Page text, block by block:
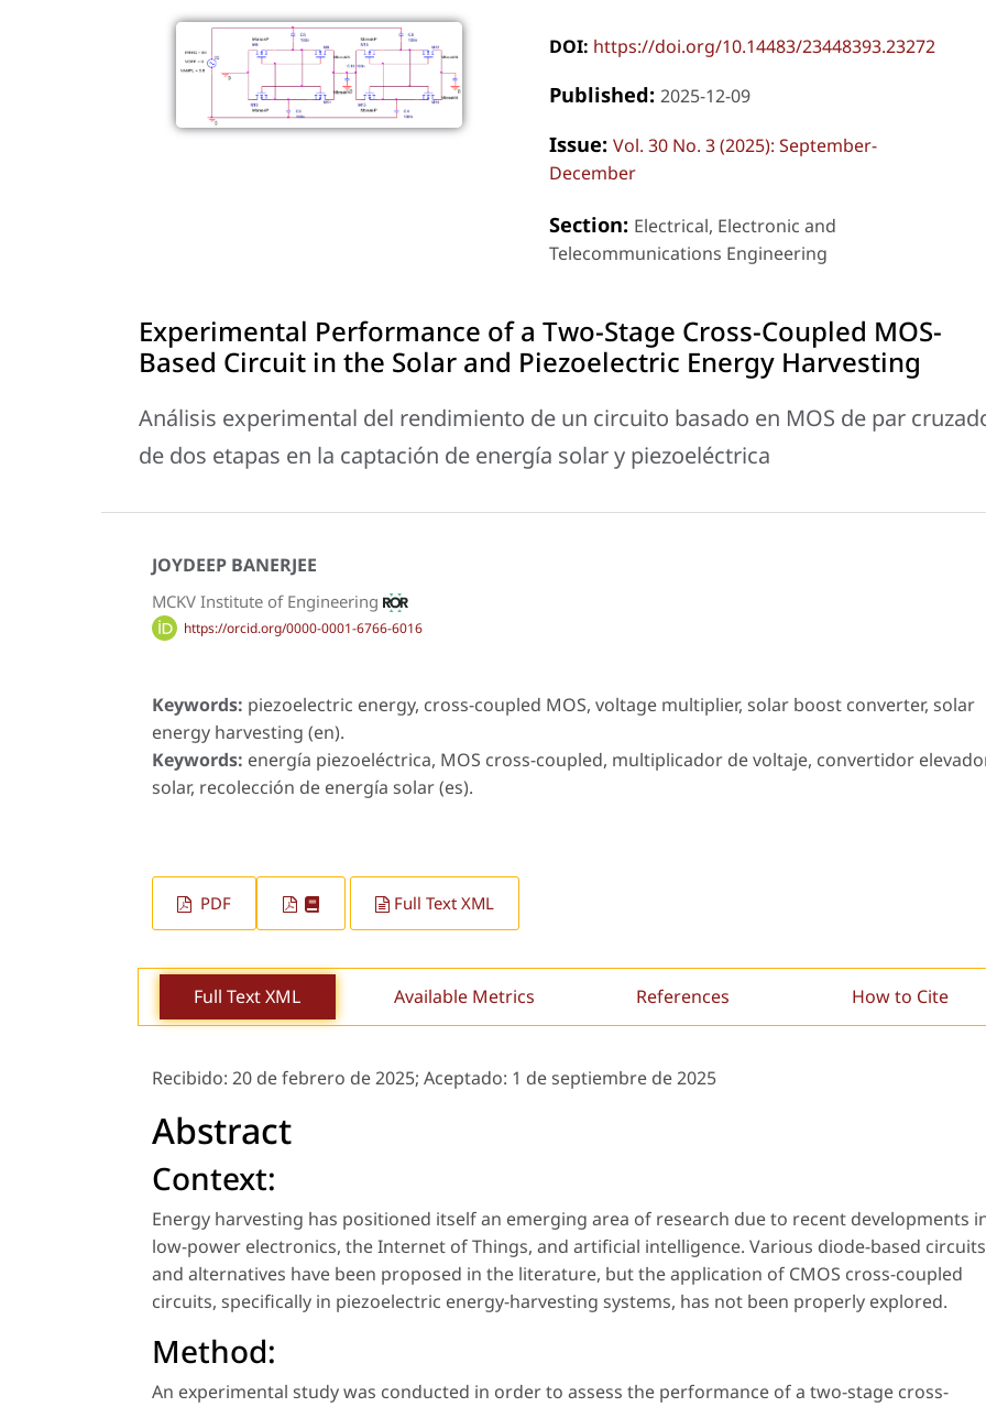
DOI: https://doi.org/10.14483/23448393.23272
Published: 2025-12-09
Issue: Vol. 30 No. 3 (2025): September-
December
Section: Electrical, Electronic and
Telecommunications Engineering
Experimental Performance of a Two-Stage Cross-Coupled MOS-
Based Circuit in the Solar and Piezoelectric Energy Harvesting
Análisis experimental del rendimiento de un circuito basado en MOS de par
de dos etapas en la captación de energía solar y piezoeléctrica
JOYDEEP BANERJEE
MCKV Institute of Engineering
https://orcid.org/0000-0001-6766-6016
Keywords: piezoelectric energy, cross-coupled MOS, voltage multiplier, solar boost converter, solar
energy harvesting (en).
Keywords: energía piezoeléctrica, MOS cross-coupled, multiplicador de voltaje, convertidor
solar, recolección de energía solar (es).
PDF Full Text XML
Full Text XML Available Metrics References How to Cite
Recibido: 20 de febrero de 2025; Aceptado: 1 de septiembre de 2025
Abstract
Context:
Energy harvesting has positioned itself an emerging area of research due to recent developments
low-power electronics, the Internet of Things, and artificial intelligence. Various diode-based circuits
and alternatives have been proposed in the literature, but the application of CMOS cross-coupled
circuits, specifically in piezoelectric energy-harvesting systems, has not been properly explored.
Method:
An experimental study was conducted in order to assess the performance of a two-stage cross-